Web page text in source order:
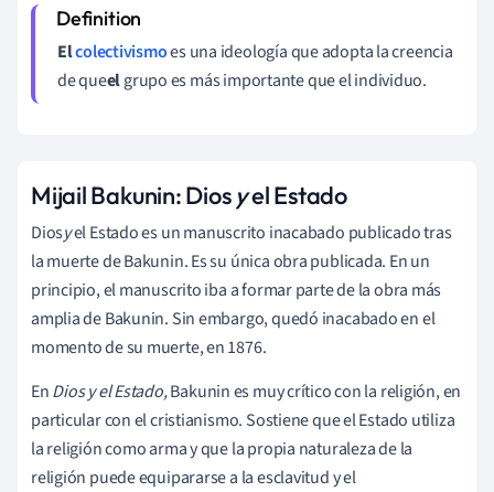
Elcolectivismoesuna ideología que adopta la creencia
de queelgrupo es más importante que el individuo.
Mijail Bakunin: Dios yel Estado
Diosyel Estado es un manuscrito inacabado publicado tras
la muerte de Bakunin. Es su única obra publicada. En un
principio, el manuscrito iba a formar parte de la obra más
amplia de Bakunin. Sin embargo, quedó inacabado en el
momento de su muerte, en 1876.
EnDios y el Estado,Bakunin es muy crítico con la religión, en
particular con el cristianismo. Sostiene que el Estado utiliza
la religión como arma y que la propia naturaleza de la
religión puede equipararse a la esclavitud y el